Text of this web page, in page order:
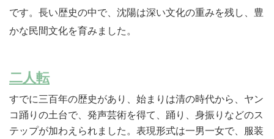
です。長い歴史の中で、沈陽は深い文化の重みを残し、豊
かな民間文化を育みました。
二人転
すでに三百年の歴史があり、始まりは清の時代から、ヤン
コ踊りの土台で、発声芸術を得て、踊り、身振りなどのス
テップが加わえられました。表現形式は一男一女で、服装